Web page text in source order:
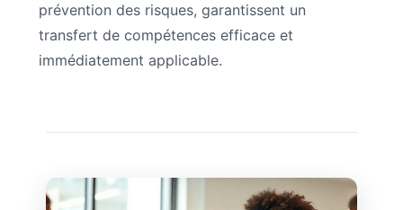
prévention des risques, garantissent un
transfert de compétences efficace et
immédiatement applicable.